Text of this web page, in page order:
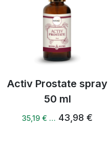
Activ Prostate spray
50 ml
35,19 € … 43,98 €